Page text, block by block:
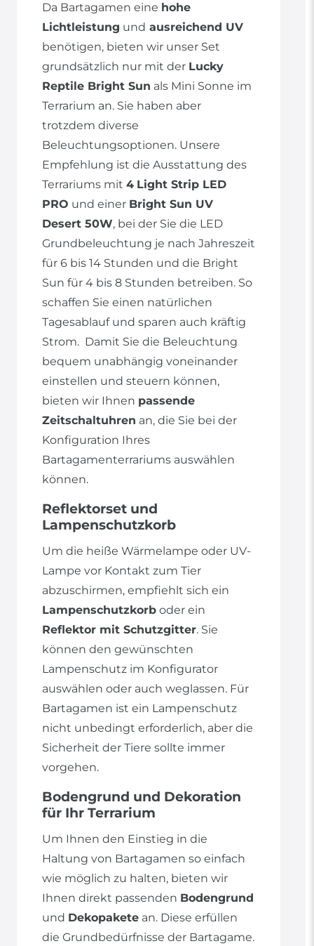
Da Bartagamen eine hohe
Lichtleistung und ausreichend UV
benötigen, bieten wir unser Set
grundsätzlich nur mit der Lucky
Reptile Bright Sun als Mini Sonne im
Terrarium an. Sie haben aber
trotzdem diverse
Beleuchtungsoptionen. Unsere
Empfehlung ist die Ausstattung des
Terrariums mit 4 Light Strip LED
PRO und einer Bright Sun UV
Desert 50W, bei der Sie die LED
Grundbeleuchtung je nach Jahreszeit
für 6 bis 14 Stunden und die Bright
Sun für 4 bis 8 Stunden betreiben. So
schaffen Sie einen natürlichen
Tagesablauf und sparen auch kräftig
Strom. Damit Sie die Beleuchtung
bequem unabhängig voneinander
einstellen und steuern können,
bieten wir Ihnen passende
Zeitschaltuhren an, die Sie bei der
Konfiguration Ihres
Bartagamenterrariums auswählen
können.
Reflektorset und
Lampenschutzkorb
Um die heiße Wärmelampe oder UV-
Lampe vor Kontakt zum Tier
abzuschirmen, empfiehlt sich ein
Lampenschutzkorb oder ein
Reflektor mit Schutzgitter. Sie
können den gewünschten
Lampenschutz im Konfigurator
auswählen oder auch weglassen. Für
Bartagamen ist ein Lampenschutz
nicht unbedingt erforderlich, aber die
Sicherheit der Tiere sollte immer
vorgehen.
Bodengrund und Dekoration
für Ihr Terrarium
Um Ihnen den Einstieg in die
Haltung von Bartagamen so einfach
wie möglich zu halten, bieten wir
Ihnen direkt passenden Bodengrund
und Dekopakete an. Diese erfüllen
die Grundbedürfnisse der Bartagame.